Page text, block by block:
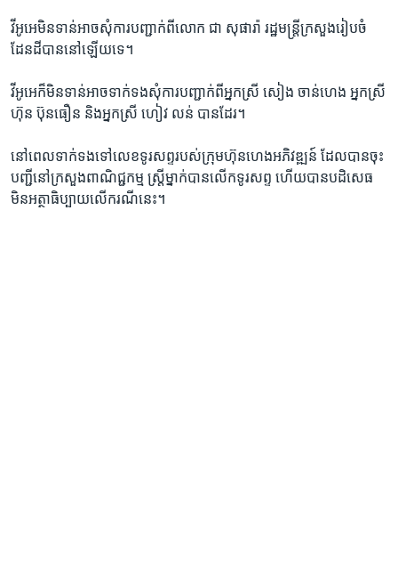
វីអូអេ​មិន​ទាន់​អាច​សុំ​ការ​បញ្ជាក់​ពី​លោក​ ជា សុផារ៉ា​ រដ្ឋ​មន្ត្រី​ក្រសួង​រៀប​ចំ​
ដែន​ដី​បាន​នៅ​ឡើយ​ទេ។​
វីអូអេ​ក៏​មិន​ទាន់​អាច​ទាក់​ទង​សុំ​ការ​បញ្ជាក់​ពី​អ្នក​ស្រី ​សៀង ចាន់ហេង ​អ្នកស្រី
​ហ៊ុន ប៊ុនធឿន​ និង​អ្នកស្រី ហៀវ លន់ ​បាន​ដែរ។​
នៅ​ពេល​ទាក់ទង​ទៅ​លេខ​ទូរសព្ទ​របស់​ក្រុម​ហ៊ុន​ហេង​អភិវ​ឌ្ឍន៍ ​ដែល​បាន​ចុះ​
បញ្ជី​នៅ​ក្រសួង​ពាណិជ្ជកម្ម ​ស្រ្តី​ម្នាក់​បាន​លើក​ទូរសព្ទ ​ហើយ​បាន​បដិសេធ​
មិន​អត្ថាធិប្បាយ​លើ​ករណី​នេះ។​